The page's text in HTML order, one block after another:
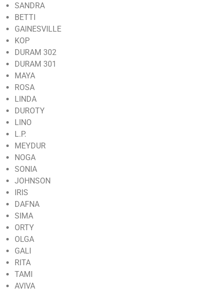
SANDRA
BETTI
GAINESVILLE
KOP
DURAM 302
DURAM 301
MAYA
ROSA
LINDA
DUROTY
LINO
L.P.
MEYDUR
NOGA
SONIA
JOHNSON
IRIS
DAFNA
SIMA
ORTY
OLGA
GALI
RITA
TAMI
AVIVA